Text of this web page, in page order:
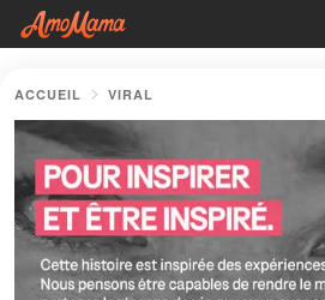
ACCUEIL VIRAL